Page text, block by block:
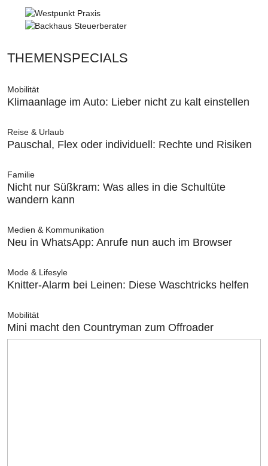
THEMENSPECIALS
Mobilität
Klimaanlage im Auto: Lieber nicht zu kalt einstellen
Reise & Urlaub
Pauschal, Flex oder individuell: Rechte und Risiken
Familie
Nicht nur Süßkram: Was alles in die Schultüte
wandern kann
Medien & Kommunikation
Neu in WhatsApp: Anrufe nun auch im Browser
Mode & Lifesyle
Knitter-Alarm bei Leinen: Diese Waschtricks helfen
Mobilität
Mini macht den Countryman zum Offroader